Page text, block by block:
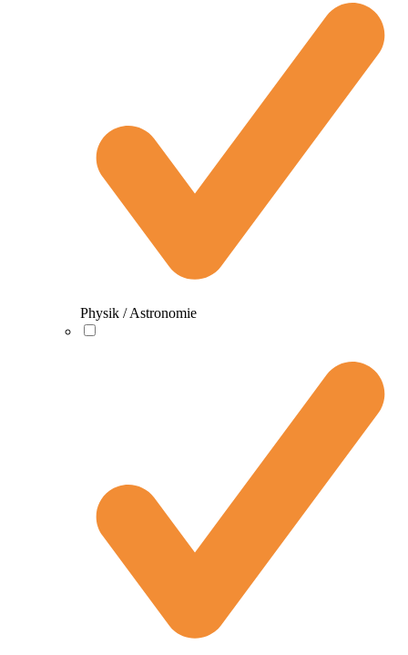
Physik / Astronomie